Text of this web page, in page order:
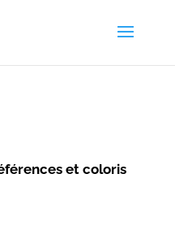
et coloris